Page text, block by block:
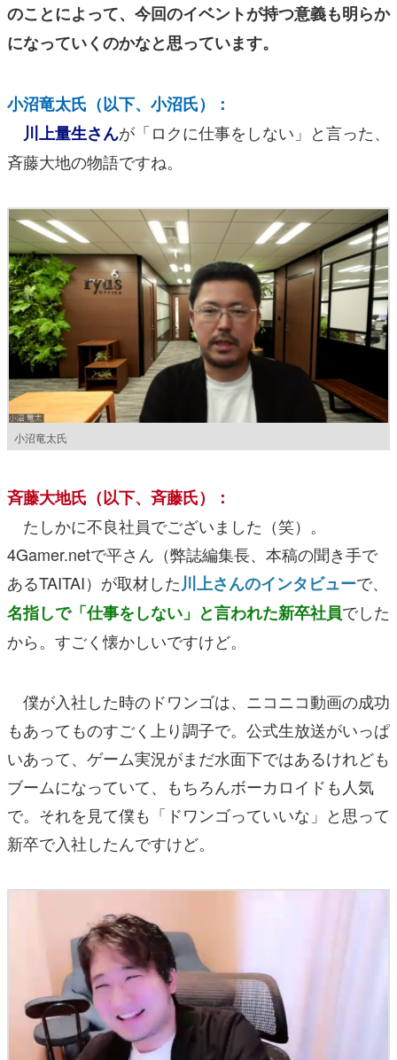
のことによって、今回のイベントが持つ意義も明らか
になっていくのかなと思っています。
小沼竜太氏（以下、小沼氏）：
川上量生さんが「ロクに仕事をしない」と言った、
斉藤大地の物語ですね。
小沼竜太氏
斉藤大地氏（以下、斉藤氏）：
たしかに不良社員でございました（笑）。
4Gamer.netで平さん（弊誌編集長、本稿の聞き手で
あるTAITAI）が取材した川上さんのインタビューで、
名指しで「仕事をしない」と言われた新卒社員でした
から。すごく懐かしいですけど。
僕が入社した時のドワンゴは、ニコニコ動画の成功
もあってものすごく上り調子で。公式生放送がいっぱ
いあって、ゲーム実況がまだ水面下ではあるけれども
ブームになっていて、もちろんボーカロイドも人気
で。それを見て僕も「ドワンゴっていいな」と思って
新卒で入社したんですけど。